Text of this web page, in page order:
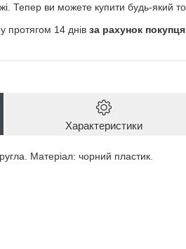
Тепер ви можете купити будь-який
протягом 14 днів за рахунок покупця
Характеристики
Матеріал: чорний пластик.